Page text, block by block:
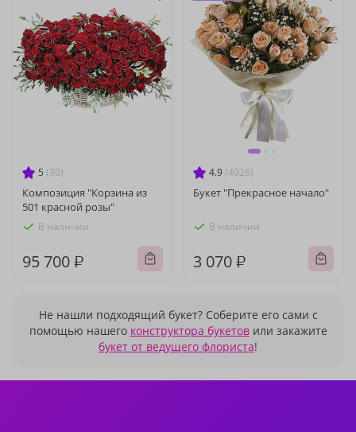
5 (30)
Композиция "Корзина из
501 красной розы"
В наличии
95 700 ₽
4.9 (4026)
Букет "Прекрасное начало"
В наличии
3 070 ₽
Не нашли подходящий букет? Соберите его сами с
помощью нашего конструктора букетовили закажите
букет от ведущего флориста!